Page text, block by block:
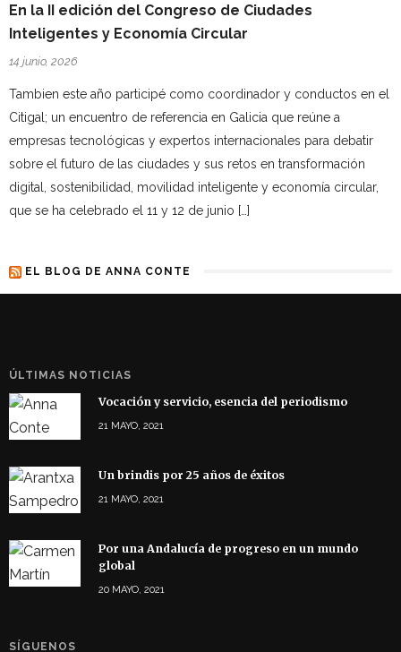
En la II edición del Congreso de Ciudades
Inteligentes y Economía Circular
14 junio, 2026
Tambien este año participé como coordinador y conductos en el
Citigal; un encuentro de referencia en Galicia que reúne a
empresas tecnológicas y expertos internacionales para debatir
sobre el futuro de las ciudades y sus retos en transformación
digital, sostenibilidad, movilidad inteligente y economía circular,
que se ha celebrado el 11 y 12 de junio […]
EL BLOG DE ANNA CONTE
ÚLTIMAS NOTICIAS
Vocación y servicio, esencia del periodismo
21 MAYO, 2021
Un brindis por 25 años de éxitos
21 MAYO, 2021
Por una Andalucía de progreso en un mundo
global
20 MAYO, 2021
SÍGUENOS